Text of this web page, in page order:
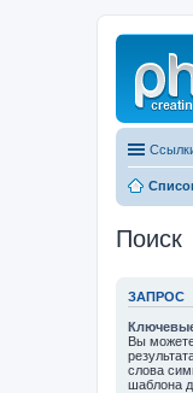
Поиск
ЗАПРОС
Вы
слова
шаблона